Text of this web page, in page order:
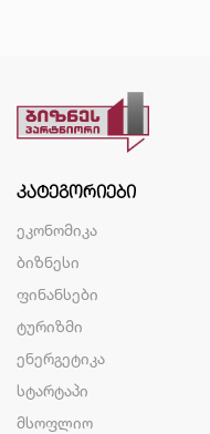
ᲙᲐᲢᲔᲒᲝᲠᲘᲔᲑᲘ
ეკონომიკა
ბიზნესი
ფინანსები
ტურიზმი
ენერგეტიკა
სტარტაპი
მსოფლიო